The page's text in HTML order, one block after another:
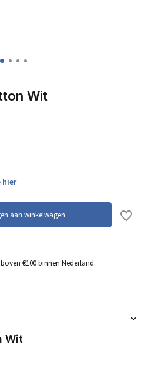
Wit
hier
aan winkelwagen
€100 binnen Nederland
Wit